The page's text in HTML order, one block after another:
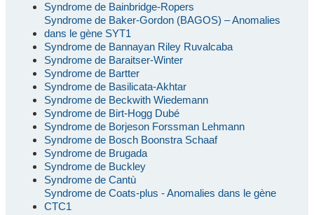
Syndrome de Bainbridge-Ropers
Syndrome de Baker-Gordon (BAGOS) – Anomalies
dans le gène SYT1
Syndrome de Bannayan Riley Ruvalcaba
Syndrome de Baraitser-Winter
Syndrome de Bartter
Syndrome de Basilicata-Akhtar
Syndrome de Beckwith Wiedemann
Syndrome de Birt-Hogg Dubé
Syndrome de Borjeson Forssman Lehmann
Syndrome de Bosch Boonstra Schaaf
Syndrome de Brugada
Syndrome de Buckley
Syndrome de Cantù
Syndrome de Coats-plus - Anomalies dans le gène
CTC1